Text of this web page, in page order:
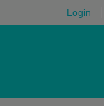
Login